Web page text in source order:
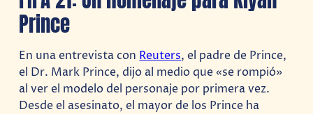
Prince
En una entrevista con Reuters, el padre de Prince,
el Dr. Mark Prince, dijo al medio que «se rompió»
al ver el modelo del personaje por primera vez.
Desde el asesinato, el mayor de los Prince ha